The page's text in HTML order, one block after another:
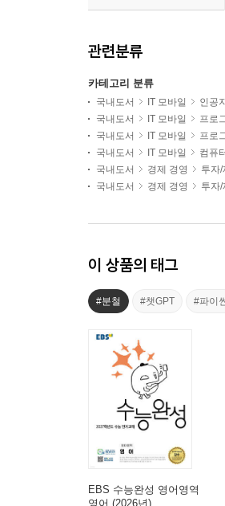
관련분류
카테고리 분류
국내도서 IT 모바일 인공
국내도서
IT 모바일 프로
국내도서
IT 모바일 프로
국내도서
IT 모바일 컴퓨
국내도서
경제 경영 투자/
국내도서
경제 경영 투자/
이 상품의 태그
#분철 #챗GPT #파이
EBS 수능완성 영어영역
영어 (2026년)